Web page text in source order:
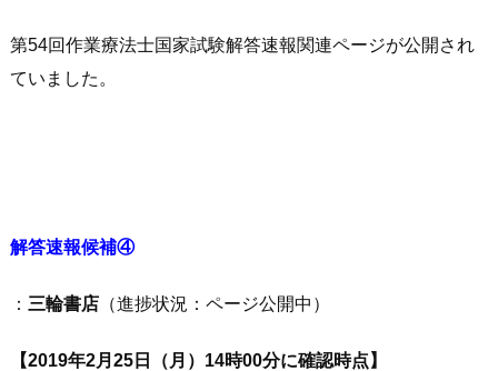
第54回作業療法士国家試験解答速報関連ページが公開され
ていました。
解答速報候補④
： 三輪書店 （進捗状況：ページ公開中）
【2019年2月25日（月）14時00分に確認時点】